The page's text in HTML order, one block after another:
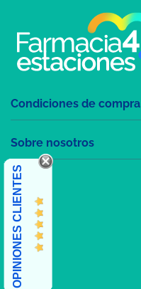
Condiciones de compra
Sobre nosotros
OPINIONES CLIENTES